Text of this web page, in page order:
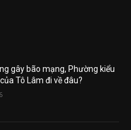
gây bão mạng, Phường kiểu
Tô Lâm đi về đâu?